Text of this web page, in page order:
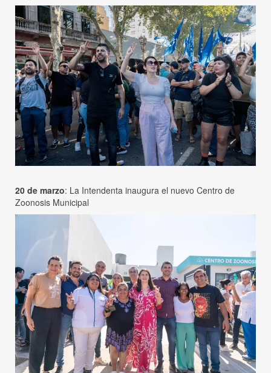
20 de marzo: La Intendenta inaugura el nuevo Centro de
Zoonosis Municipal